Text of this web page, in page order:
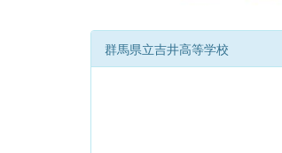
群馬県立吉井高等学校